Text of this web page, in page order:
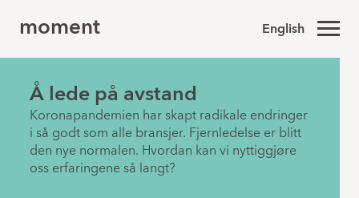
moment English
Å lede på avstand
Koronapandemien har skapt radikale endringer
i så godt som alle bransjer. Fjernledelse er blitt
den nye normalen. Hvordan kan vi nyttiggjøre
oss erfaringene så langt?